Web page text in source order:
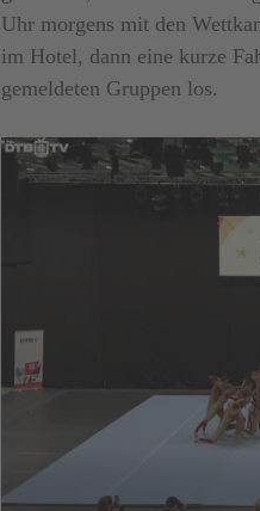
Uhr morgens mit den
im Hotel, dann eine kurze
gemeldeten Gruppen los.